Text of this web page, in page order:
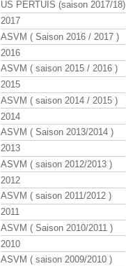
US PERTUIS (saison 2017/18)
2017
ASVM ( Saison 2016 / 2017 )
2016
ASVM ( saison 2015 / 2016 )
2015
ASVM ( saison 2014 / 2015 )
2014
ASVM ( Saison 2013/2014 )
2013
ASVM ( saison 2012/2013 )
2012
ASVM ( saison 2011/2012 )
2011
ASVM ( Saison 2010/2011 )
2010
ASVM ( saison 2009/2010 )